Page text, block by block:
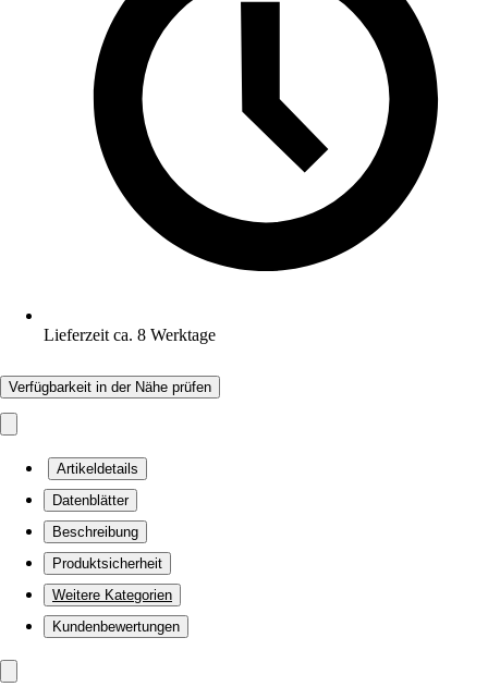
Lieferzeit ca. 8 Werktage
Verfügbarkeit in der Nähe prüfen
Artikeldetails
Datenblätter
Beschreibung
Produktsicherheit
Weitere Kategorien
Kundenbewertungen